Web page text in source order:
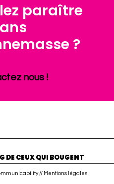
paraître
?
nous !
DE CEUX QUI BOUGENT
// Mentions légales